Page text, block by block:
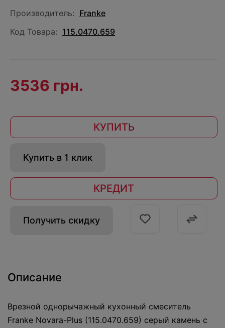
Производитель: Franke
Код Товара: 115.0470.659
3536 грн.
КУПИТЬ
Купить в 1 клик
КРЕДИТ
Получить скидку
Описание
Врезной однорычажный кухонный смеситель
Franke Novara-Plus (115.0470.659) серый камень с